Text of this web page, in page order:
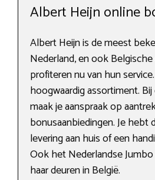
Albert Heijn online
Albert Heijn is de meest
Nederland, en ook
profiteren nu van hun
hoogwaardig assortiment.
maak je aanspraak op
bonusaanbiedingen. Je hebt
levering aan huis of een
Ook het Nederlandse
haar deuren in België.